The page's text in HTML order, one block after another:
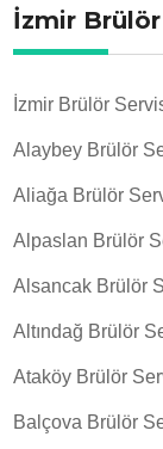
İzmir
İzmir Brülör
Alaybey Brülör
Aliağa Brülör
Alpaslan Brülör
Alsancak Brülör
Altındağ Brülör
Ataköy Brülör
Balçova Brülör